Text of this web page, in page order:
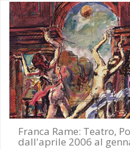
Salta al contenuto principale
Franca Rame: Teatro,
dall'aprile 2006 al